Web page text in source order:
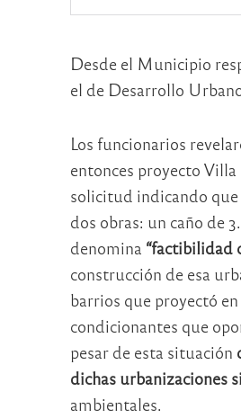
Desde el Municipio
el de Desarrollo
Los funcionarios
entonces proyecto
solicitud indicando
dos obras: un caño de
denomina “factibilidad
construcción de esa
barrios que proyectó
condicionantes que
pesar de esta situación
dichas urbanizaciones
ambientales.